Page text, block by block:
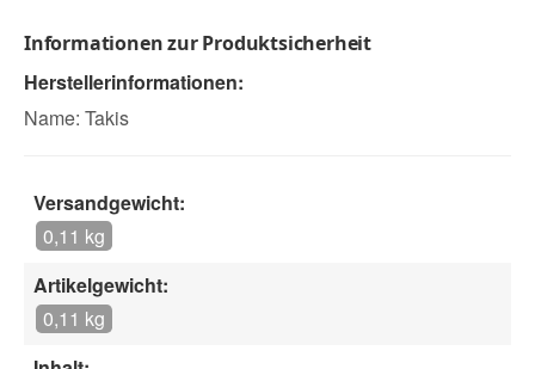
Informationen zur Produktsicherheit
Herstellerinformationen:
Name: Takis
Versandgewicht:
0,11 kg
Artikelgewicht:
0,11 kg